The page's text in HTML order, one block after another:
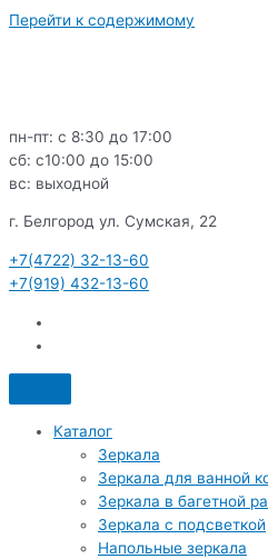
Перейти к содержимому
пн-пт: с 8:30 до 17:00
сб: c10:00 до 15:00
вс: выходной
г. Белгород ул. Сумская, 22
+7(4722) 32-13-60
+7(919) 432-13-60
Каталог
Зеркала
Зеркала для ванной
Зеркала в багетной
Зеркала с подсветкой
Напольные зеркала